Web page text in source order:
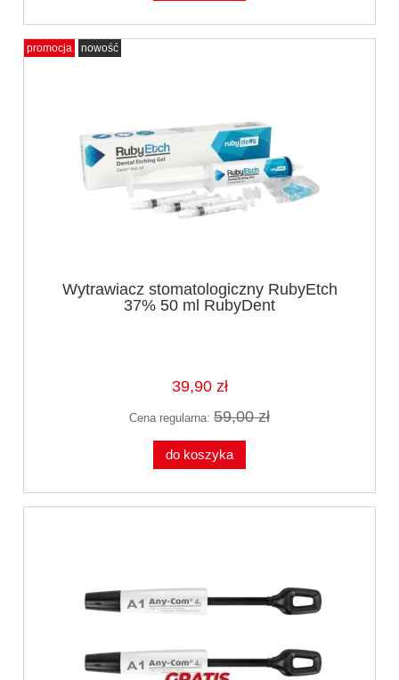
Wytrawiacz stomatologiczny RubyEtch
37% 50 ml RubyDent
39,90 zł
Cena regularna: 59,00 zł
do koszyka
promocja nowość